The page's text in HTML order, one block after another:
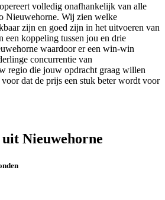
volledig onafhankelijk van alle
Nieuwehorne. Wij zien welke
zijn en goed zijn in het uitvoeren van
een koppeling tussen jou en drie
waardoor er een win-win
concurrentie van
regio die jouw opdracht graag willen
dat de prijs een stuk beter wordt voor
Nieuwehorne